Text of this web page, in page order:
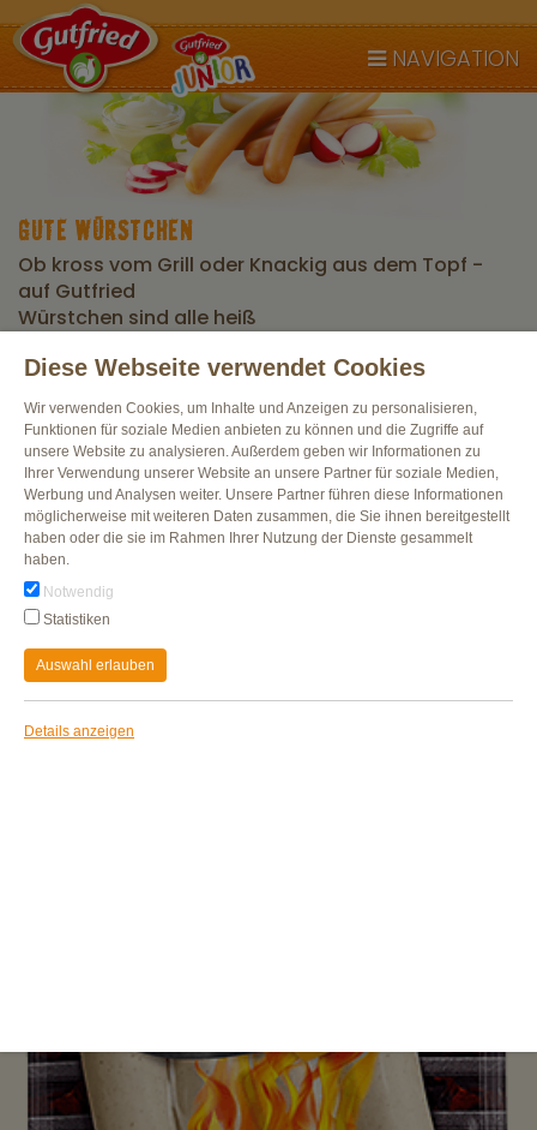
NAVIGATION
GUTE WÜRSTCHEN
Ob kross vom Grill oder Knackig aus dem Topf -
auf Gutfried
Würstchen sind alle heiß
Alle Produkte
Diese Webseite verwendet Cookies
Wir verwenden Cookies, um Inhalte und Anzeigen zu personalisieren,
Funktionen für soziale Medien anbieten zu können und die Zugriffe auf
unsere Website zu analysieren. Außerdem geben wir Informationen zu
Ihrer Verwendung unserer Website an unsere Partner für soziale Medien,
Werbung und Analysen weiter. Unsere Partner führen diese Informationen
möglicherweise mit weiteren Daten zusammen, die Sie ihnen bereitgestellt
haben oder die sie im Rahmen Ihrer Nutzung der Dienste gesammelt
haben.
Notwendig
Statistiken
Auswahl erlauben
Details anzeigen